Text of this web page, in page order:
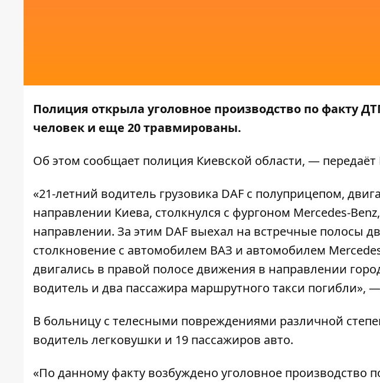
Полиция открыла уголовное производство по факту
человек и еще 20 травмированы.
Об этом сообщает полиция Киевской области, — передаёт
«21-летний водитель грузовика DAF с полуприцепом,
направлении Киева, столкнулся с фургоном Mercedes-
направлении. За этим DAF выехал на встречные полосы
столкновение с автомобилем ВАЗ и автомобилем
двигались в правой полосе движения в направлении
водитель и два пассажира маршрутного такси погибли»,
В больницу с телесными повреждениями различной
водитель легковушки и 19 пассажиров авто.
«По данному факту возбуждено уголовное производство